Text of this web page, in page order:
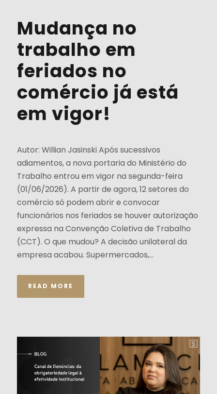
Mudança no
trabalho em
feriados no
comércio já está
em vigor!
Autor: Willian Jasinski Após sucessivos
adiamentos, a nova portaria do Ministério do
Trabalho entrou em vigor na segunda-feira
(01/06/2026). A partir de agora, 12 setores do
comércio só podem abrir e convocar
funcionários nos feriados se houver autorização
expressa na Convenção Coletiva de Trabalho
(CCT). O que mudou? A decisão unilateral da
empresa acabou. Supermercados,...
READ MORE